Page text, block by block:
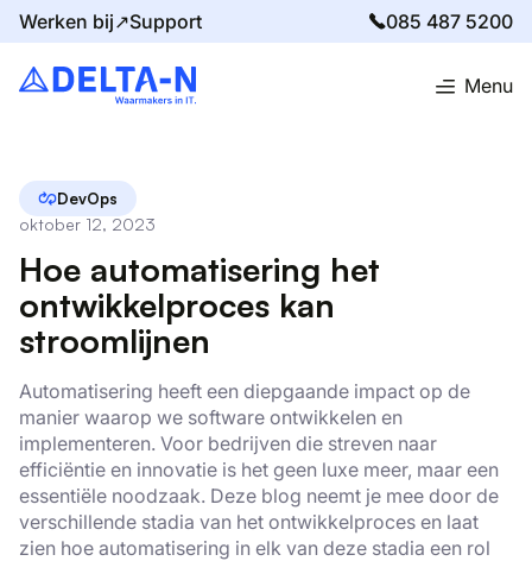
Werken bij↗Support 085 487 5200
Menu
Home Blog Hoe automatisering het ontwikkelproces kan stroomlijnen
DevOps
oktober 12, 2023
Hoe automatisering het
ontwikkelproces kan
stroomlijnen
Automatisering heeft een diepgaande impact op de
manier waarop we software ontwikkelen en
implementeren. Voor bedrijven die streven naar
efficiëntie en innovatie is het geen luxe meer, maar een
essentiële noodzaak. Deze blog neemt je mee door de
verschillende stadia van het ontwikkelproces en laat
zien hoe automatisering in elk van deze stadia een rol